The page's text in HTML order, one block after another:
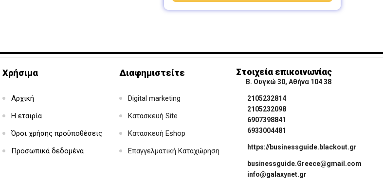
Χρήσιμα
Αρχική
Η εταιρία
Όροι χρήσης προϋποθέσεις
Προσωπικά δεδομένα
Διαφημιστείτε
Digital marketing
Κατασκευή Site
Κατασκευή Eshop
Επαγγελματική Καταχώρηση
Στοιχεία επικοινωνίας
Β. Ουγκώ 30, Αθήνα 104 38
2105232814
2105232098
6907398841
6933004481
https://businessguide.blackout.gr
businessguide.Greece@gmail.com
info@galaxynet.gr